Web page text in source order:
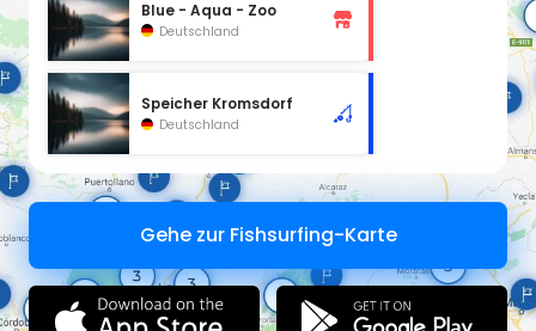
Blue - Aqua - Zoo
Deutschland
Speicher Kromsdorf
Deutschland
Gehe zur Fishsurfing-Karte